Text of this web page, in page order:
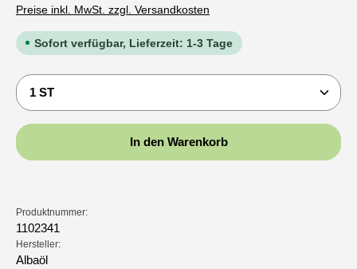
Preise inkl. MwSt. zzgl. Versandkosten
Sofort verfügbar, Lieferzeit: 1-3 Tage
Produkt Anzahl: Gib den gewünschten Wert ein
In den Warenkorb
Produktnummer:
1102341
Hersteller:
Albaöl